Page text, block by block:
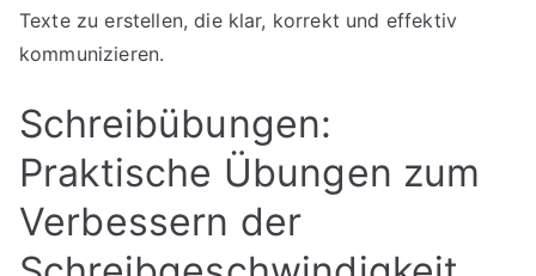
Texte zu erstellen, die klar, korrekt und effektiv
kommunizieren.
Schreibübungen:
Praktische Übungen zum
Verbessern der